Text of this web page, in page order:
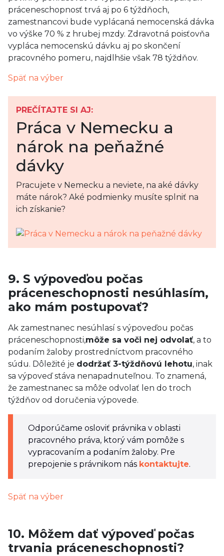
práceneschopnosť trvá aj po 6 týždňoch,
zamestnancovi bude vyplácaná nemocenská dávka
vo výške 70 % z hrubej mzdy. Zdravotná poisťovňa
vypláca nemocenskú dávku aj po skončení
pracovného pomeru, najdlhšie však 78 týždňov.
Späť na výber
PREČÍTAJTE SI AJ:
Práca v Nemecku a
nárok na peňažné
dávky
Pracujete v Nemecku a neviete, na aké dávky
máte nárok? Aké podmienky musíte splniť na
ich získanie?
9. S výpoveďou počas
práceneschopnosti nesúhlasím,
ako mám postupovať?
Ak zamestnanec nesúhlasí s výpoveďou počas
práceneschopnosti,môže sa voči nej odvolať, a to
podaním žaloby prostredníctvom pracovného
súdu. Dôležité je dodržať 3-týždňovú lehotu, inak
sa výpoveď stáva nenapadnuteľnou. To znamená,
že zamestnanec sa môže odvolať len do troch
týždňov od doručenia výpovede.
Odporúčame osloviť právnika v oblasti
pracovného práva, ktorý vám pomôže s
vypracovaním a podaním žaloby. Pre
prepojenie s právnikom nás kontaktujte.
Späť na výber
10. Môžem dať výpoveď počas
trvania práceneschopnosti?